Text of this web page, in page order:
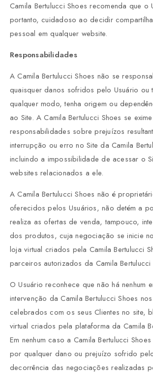
Camila Bertulucci Shoes recomenda que o
portanto, cuidadoso ao decidir
pessoal em qualquer website.
Responsabilidades
A Camila Bertulucci Shoes não se
quaisquer danos sofridos pelo Usuário ou
qualquer modo, tenha origem ou
ao Site. A Camila Bertulucci Shoes se
responsabilidades sobre prejuízos
interrupção ou erro no Site da Camila
incluindo a impossibilidade de acessar o
websites relacionados a ele.
A Camila Bertulucci Shoes não é
oferecidos pelos Usuários, não detém a
realiza as ofertas de venda, tampouco,
dos produtos, cuja negociação se inicie
loja virtual criados pela Camila Bertulucci
parceiros autorizados da Camila Bertulucci
O Usuário reconhece que não há nenhum
intervenção da Camila Bertulucci Shoes
celebrados com os seus Clientes no site,
virtual criados pela plataforma da Camila
Em nenhum caso a Camila Bertulucci
por qualquer dano ou prejuízo sofrido
decorrência das negociações realizadas